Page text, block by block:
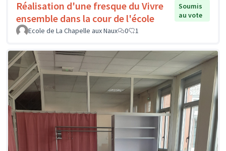
Réalisation d'une fresque du Vivre
ensemble dans la cour de l'école
Soumis
au vote
Ecole de La Chapelle aux Naux
0 1